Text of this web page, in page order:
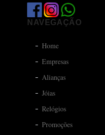
NAVEGAÇÃO
Home
Empresas
Alianças
Jóias
Relógios
Promoções